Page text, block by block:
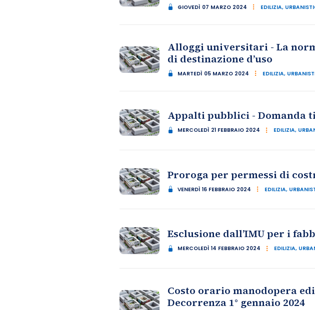
GIOVEDÌ 07 MARZO 2024 EDILIZIA,
Alloggi universitari - La
di destinazione d’uso
MARTEDÌ 05 MARZO 2024 EDILIZIA,
Appalti pubblici - Domanda
MERCOLEDÌ 21 FEBBRAIO 2024 EDILIZIA,
Proroga per permessi di
VENERDÌ 16 FEBBRAIO 2024 EDILIZIA,
Esclusione dall’IMU per i
MERCOLEDÌ 14 FEBBRAIO 2024 EDILIZIA,
Costo orario manodopera
Decorrenza 1° gennaio 2024